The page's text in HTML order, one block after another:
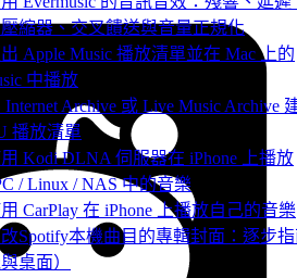
縮器、交叉饋送與音量正規化
Apple Music 播放清單並在 Mac 上的
中播放
Archive 或 Live Music Archive
播放清單
Kodi DLNA 伺服器在 iPhone 上播放
/ Linux / NAS 中的音樂
CarPlay 在 iPhone 上播放自己的音樂
Spotify本機曲目的專輯封面：逐步
桌面）